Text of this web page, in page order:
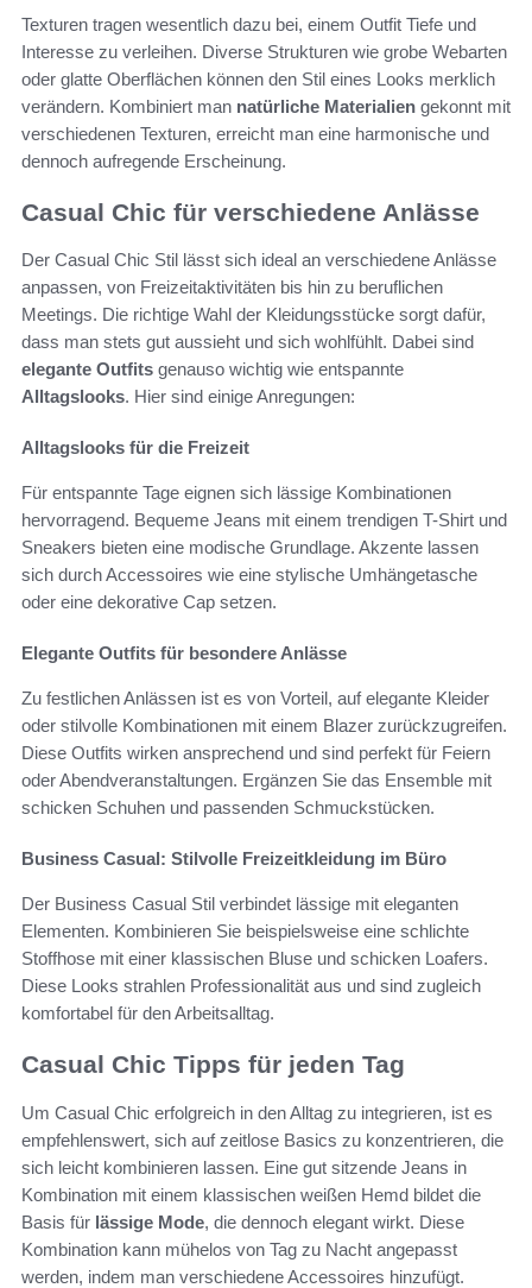
Texturen tragen wesentlich dazu bei, einem Outfit Tiefe und
Interesse zu verleihen. Diverse Strukturen wie grobe Webarten
oder glatte Oberflächen können den Stil eines Looks merklich
verändern. Kombiniert man natürliche Materialien gekonnt mit
verschiedenen Texturen, erreicht man eine harmonische und
dennoch aufregende Erscheinung.
Casual Chic für verschiedene Anlässe
Der Casual Chic Stil lässt sich ideal an verschiedene Anlässe
anpassen, von Freizeitaktivitäten bis hin zu beruflichen
Meetings. Die richtige Wahl der Kleidungsstücke sorgt dafür,
dass man stets gut aussieht und sich wohlfühlt. Dabei sind
elegante Outfits genauso wichtig wie entspannte
Alltagslooks. Hier sind einige Anregungen:
Alltagslooks für die Freizeit
Für entspannte Tage eignen sich lässige Kombinationen
hervorragend. Bequeme Jeans mit einem trendigen T-Shirt und
Sneakers bieten eine modische Grundlage. Akzente lassen
sich durch Accessoires wie eine stylische Umhängetasche
oder eine dekorative Cap setzen.
Elegante Outfits für besondere Anlässe
Zu festlichen Anlässen ist es von Vorteil, auf elegante Kleider
oder stilvolle Kombinationen mit einem Blazer zurückzugreifen.
Diese Outfits wirken ansprechend und sind perfekt für Feiern
oder Abendveranstaltungen. Ergänzen Sie das Ensemble mit
schicken Schuhen und passenden Schmuckstücken.
Business Casual: Stilvolle Freizeitkleidung im Büro
Der Business Casual Stil verbindet lässige mit eleganten
Elementen. Kombinieren Sie beispielsweise eine schlichte
Stoffhose mit einer klassischen Bluse und schicken Loafers.
Diese Looks strahlen Professionalität aus und sind zugleich
komfortabel für den Arbeitsalltag.
Casual Chic Tipps für jeden Tag
Um Casual Chic erfolgreich in den Alltag zu integrieren, ist es
empfehlenswert, sich auf zeitlose Basics zu konzentrieren, die
sich leicht kombinieren lassen. Eine gut sitzende Jeans in
Kombination mit einem klassischen weißen Hemd bildet die
Basis für lässige Mode, die dennoch elegant wirkt. Diese
Kombination kann mühelos von Tag zu Nacht angepasst
werden, indem man verschiedene Accessoires hinzufügt.